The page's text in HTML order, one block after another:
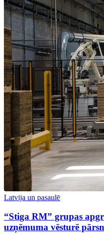
Latvija un pasaulē
“Stiga RM” grupas
uzņēmuma vēsturē